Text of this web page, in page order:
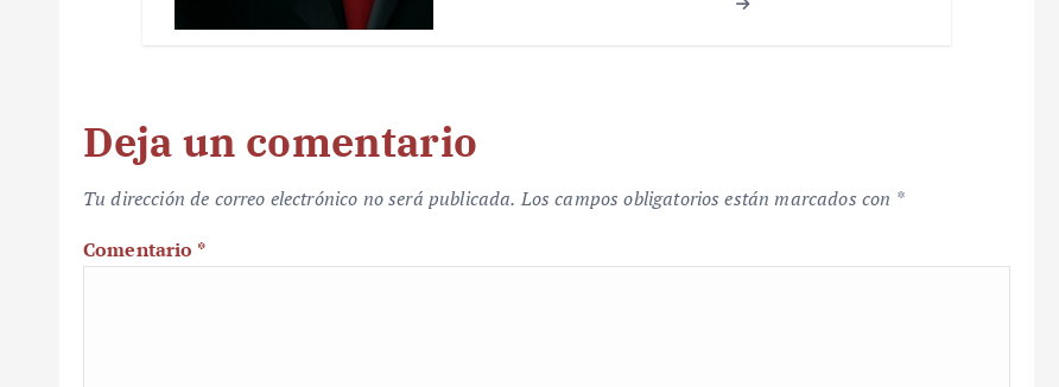
Deja un comentario
Tu dirección de correo electrónico no será publicada. Los campos obligatorios están marcados con *
Comentario *